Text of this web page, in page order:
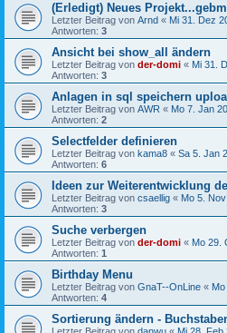
(Erledigt) Neues
Letzter Beitrag von Arnd « Mi 31. Dez
Antworten: 3
Ansicht bei show_all ändern
Letzter Beitrag von der-domi « Mi 31.
Antworten: 3
Anlagen in sql speichern
Letzter Beitrag von AWR « Mo 7. Jan
Antworten: 2
Selectfelder definieren
Letzter Beitrag von kama8 « Sa 5. Jan
Antworten: 6
Ideen zur Weiterentwicklung
Letzter Beitrag von csaellig « Mo 5.
Antworten: 3
Suche verbergen
Letzter Beitrag von der-domi « Mo 29.
Antworten: 1
Birthday Menu
Letzter Beitrag von GnaT--OnLine «
Antworten: 4
Sortierung ändern -